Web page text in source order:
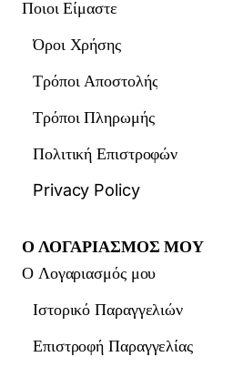
Ποιοι Είμαστε
Όροι Χρήσης
Τρόποι Αποστολής
Τρόποι Πληρωμής
Πολιτική Επιστροφών
Privacy Policy
Ο ΛΟΓΑΡΙΑΣΜΟΣ ΜΟΥ
Ο Λογαριασμός μου
Ιστορικό Παραγγελιών
Επιστροφή Παραγγελίας